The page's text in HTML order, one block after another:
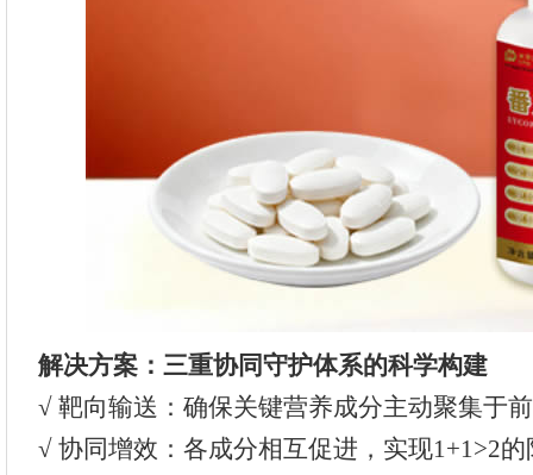
解决方案：三重协同守护体系的科学构建
√ 靶向输送：确保关键营养成分主动聚集于
√ 协同增效：各成分相互促进，实现1+1>2